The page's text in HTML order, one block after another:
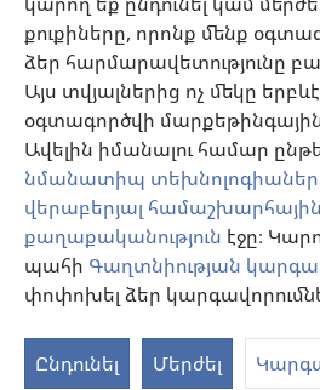
քուքիները, որոնք մենք
ձեր հարմարավետությունը
Այս տվյալներից ոչ մեկը
օգտագործվի
Ավելին իմանալու համար
նմանատիպ
վերաբերյալ համաշխարհային
քաղաքականություն էջը։
պահի Գաղտնիության
փոփոխել ձեր
Ընդունել Մերժել
է
նոր
պատուհան)
JW Hub
(բացվում
է
նոր
պատուհան)
JW Library® հավելված
Watchtower Library
Copyright © 2026 Watch Tower Bible and
ՕԳՏԱԳՈՐԾՄԱՆ ՊԱՅՄԱՆՆԵՐ |
ՔԱՂԱՔԱԿԱՆՈՒԹՅՈՒՆ|